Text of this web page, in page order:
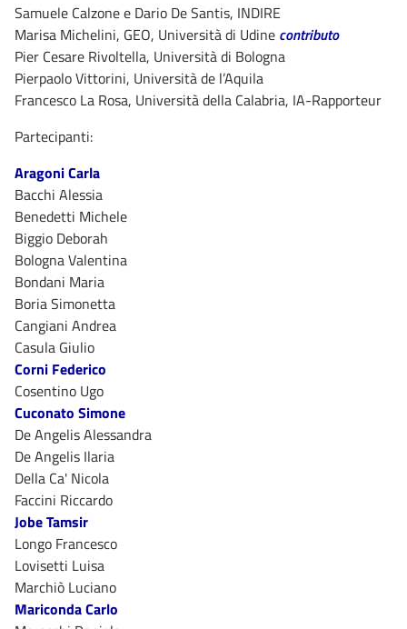
Samuele Calzone e Dario De Santis, INDIRE
Marisa Michelini, GEO, Università di Udine contributo
Pier Cesare Rivoltella, Università di Bologna
Pierpaolo Vittorini, Università de l’Aquila
Francesco La Rosa, Università della Calabria, IA-Rapporteur
Partecipanti:
Aragoni Carla
Bacchi Alessia
Benedetti Michele
Biggio Deborah
Bologna Valentina
Bondani Maria
Boria Simonetta
Cangiani Andrea
Casula Giulio
Corni Federico
Cosentino Ugo
Cuconato Simone
De Angelis Alessandra
De Angelis Ilaria
Della Ca' Nicola
Faccini Riccardo
Jobe Tamsir
Longo Francesco
Lovisetti Luisa
Marchiò Luciano
Mariconda Carlo